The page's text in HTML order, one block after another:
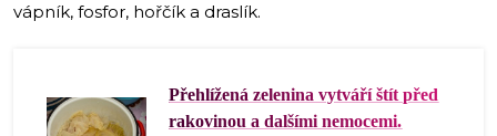
vápník, fosfor, hořčík a draslík.
Přehlížená zelenina vytváří štít před
rakovinou a dalšími nemocemi.